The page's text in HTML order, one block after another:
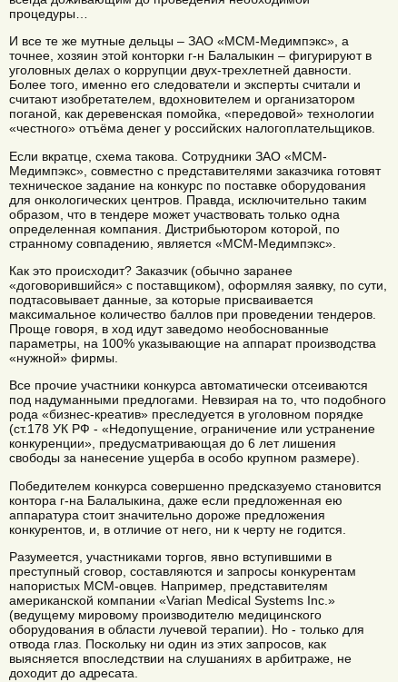
процедуры…
И все те же мутные дельцы – ЗАО «МСМ-Медимпэкс», а
точнее, хозяин этой конторки г-н Балалыкин – фигурируют в
уголовных делах о коррупции двух-трехлетней давности.
Более того, именно его следователи и эксперты считали и
считают изобретателем, вдохновителем и организатором
поганой, как деревенская помойка, «передовой» технологии
«честного» отъёма денег у российских налогоплательщиков.
Если вкратце, схема такова. Сотрудники ЗАО «МСМ-
Медимпэкс», совместно с представителями заказчика готовят
техническое задание на конкурс по поставке оборудования
для онкологических центров. Правда, исключительно таким
образом, что в тендере может участвовать только одна
определенная компания. Дистрибьютором которой, по
странному совпадению, является «МСМ-Медимпэкс».
Как это происходит? Заказчик (обычно заранее
«договорившийся» с поставщиком), оформляя заявку, по сути,
подтасовывает данные, за которые присваивается
максимальное количество баллов при проведении тендеров.
Проще говоря, в ход идут заведомо необоснованные
параметры, на 100% указывающие на аппарат производства
«нужной» фирмы.
Все прочие участники конкурса автоматически отсеиваются
под надуманными предлогами. Невзирая на то, что подобного
рода «бизнес-креатив» преследуется в уголовном порядке
(ст.178 УК РФ - «Недопущение, ограничение или устранение
конкуренции», предусматривающая до 6 лет лишения
свободы за нанесение ущерба в особо крупном размере).
Победителем конкурса совершенно предсказуемо становится
контора г-на Балалыкина, даже если предложенная ею
аппаратура стоит значительно дороже предложения
конкурентов, и, в отличие от него, ни к черту не годится.
Разумеется, участниками торгов, явно вступившими в
преступный сговор, составляются и запросы конкурентам
напористых МСМ-овцев. Например, представителям
американской компании «Varian Medical Systems Inc.»
(ведущему мировому производителю медицинского
оборудования в области лучевой терапии). Но - только для
отвода глаз. Поскольку ни один из этих запросов, как
выясняется впоследствии на слушаниях в арбитраже, не
доходит до адресата.